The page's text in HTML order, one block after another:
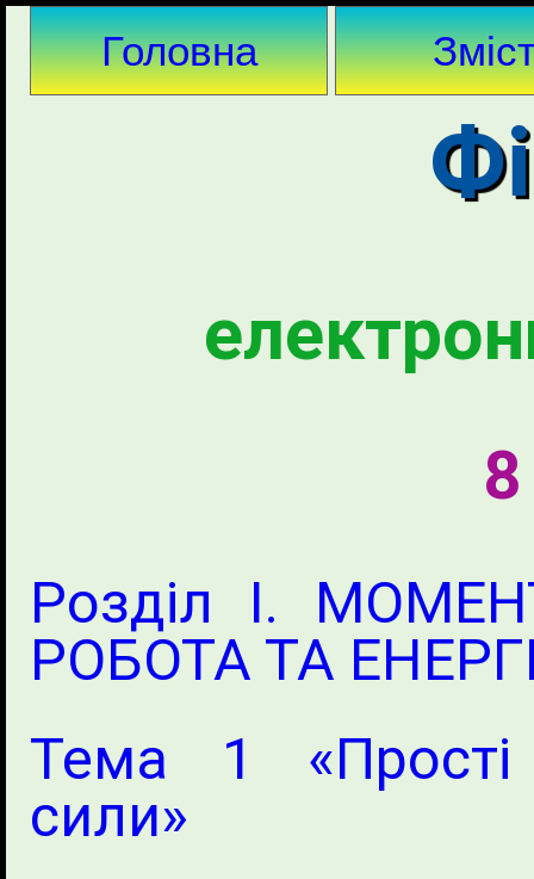
Головна
Розділ I.
РОБОТА ТА
Тема 1
сили»